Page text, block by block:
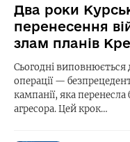
Два роки
перенесення
злам планів
Сьогодні виповнюється
операції —
кампанії, яка
агресора. Цей крок…